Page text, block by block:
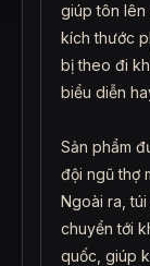
giúp tôn lên
kích thước
bị theo đi
biểu diễn
Sản phẩm
đội ngũ thợ
Ngoài ra,
chuyển tới
quốc, giúp